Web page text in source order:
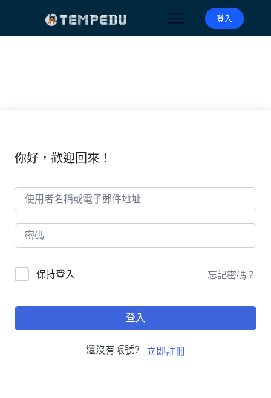
登入
你好，歡迎回來！
保持登入 忘記密碼？
登入
還沒有帳號? 立即註冊